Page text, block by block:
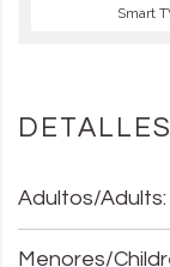
Smart
DETALLES
Adultos/Adults:
Menores/